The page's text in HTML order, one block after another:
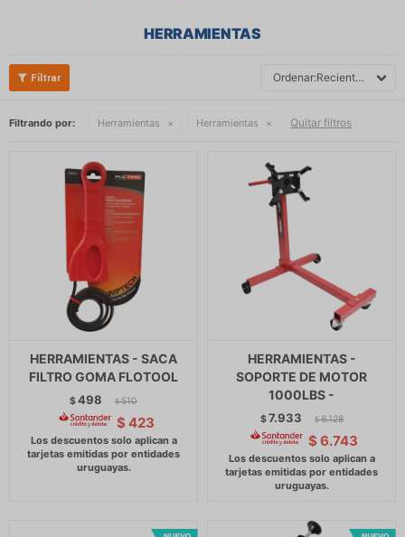
HERRAMIENTAS
Recientes
Filtrando por: Herramientas Herramientas Quitar filtros
HERRAMIENTAS - SACA
FILTRO GOMA FLOTOOL
$498 $ 510
$ 423
HERRAMIENTAS -
SOPORTE DE MOTOR
1000LBS -
$7.933 $ 8.128
$ 6.743